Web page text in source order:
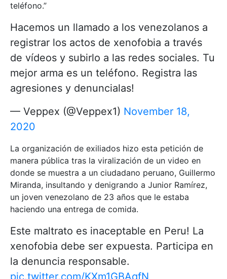
teléfono.”
Hacemos un llamado a los venezolanos a
registrar los actos de xenofobia a través
de vídeos y subirlo a las redes sociales. Tu
mejor arma es un teléfono. Registra las
agresiones y denuncialas!
— Veppex (@Veppex1) November 18,
2020
La organización de exiliados hizo esta petición de
manera pública tras la viralización de un video en
donde se muestra a un ciudadano peruano, Guillermo
Miranda, insultando y denigrando a Junior Ramírez,
un joven venezolano de 23 años que le estaba
haciendo una entrega de comida.
Este maltrato es inaceptable en Peru! La
xenofobia debe ser expuesta. Participa en
la denuncia responsable.